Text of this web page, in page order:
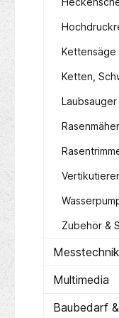
Kettensäge
Ketten,
Rasenmäher
Vertikutierer
Zubehör &
Messtechnik
Multimedia
Baubedarf &
Holz